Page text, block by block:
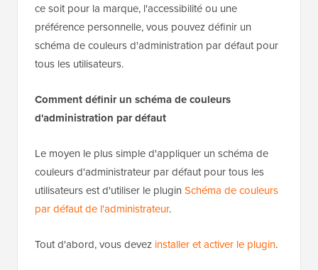
ce soit pour la marque, l'accessibilité ou une
préférence personnelle, vous pouvez définir un
schéma de couleurs d'administration par défaut pour
tous les utilisateurs.
Comment définir un schéma de couleurs
d'administration par défaut
Le moyen le plus simple d'appliquer un schéma de
couleurs d'administrateur par défaut pour tous les
utilisateurs est d'utiliser le plugin Schéma de couleurs
par défaut de l'administrateur.
Tout d'abord, vous devez installer et activer le plugin.